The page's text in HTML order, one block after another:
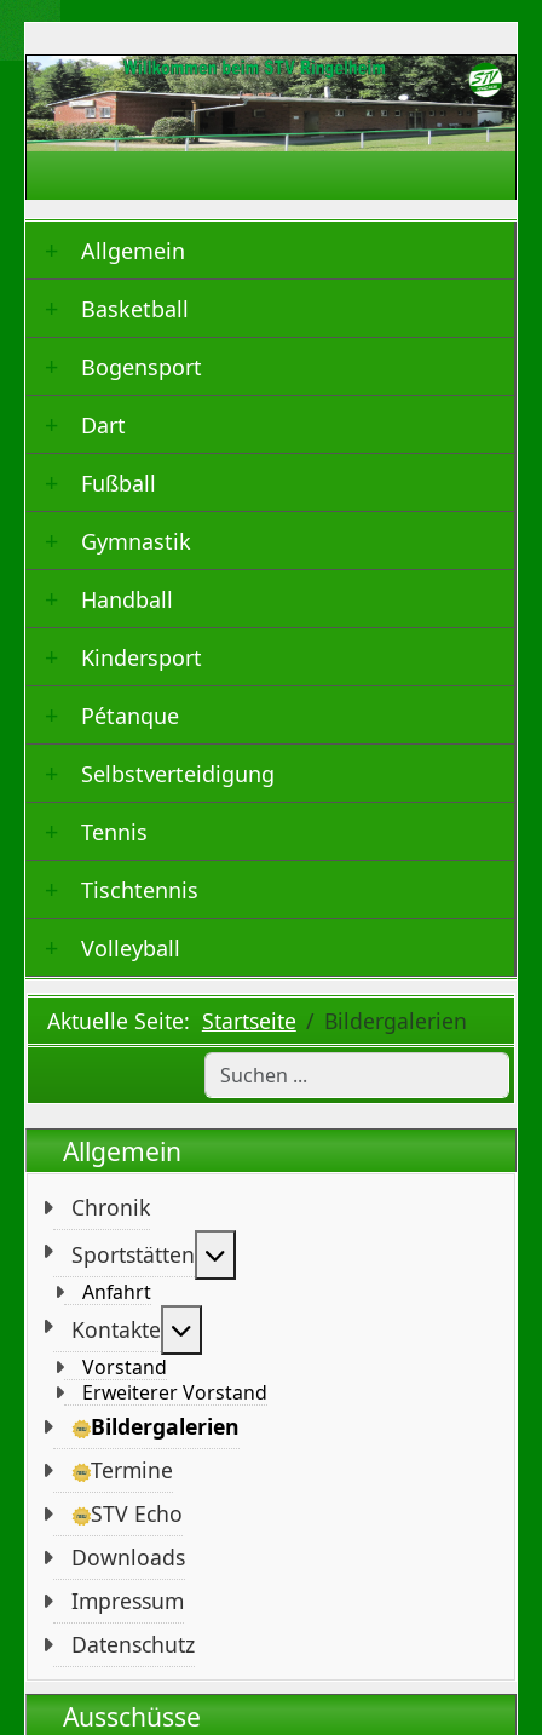
Allgemein
Basketball
Bogensport
Dart
Fußball
Gymnastik
Handball
Kindersport
Pétanque
Selbstverteidigung
Tennis
Tischtennis
Volleyball
Aktuelle Seite: Startseite Bildergalerien
Allgemein
Chronik
Sportstätten
Anfahrt
Kontakte
Vorstand
Erweiterer Vorstand
Bildergalerien
Termine
STV Echo
Downloads
Impressum
Datenschutz
Ausschüsse